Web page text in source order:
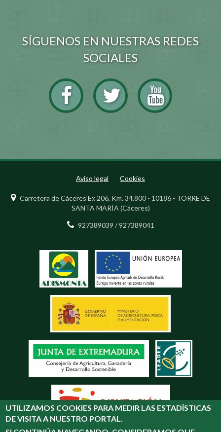
SÍGUENOS EN NUESTRAS REDES
SOCIALES
Aviso legal Cookies
Carretera de Cáceres Ex 206, Km. 34.800 - 10186 - TORRE DE
SANTA MARÍA (Cáceres)
927389039 / 927389041
UTILIZAMOS COOKIES PARA MEDIR LAS ESTADÍSTICAS
DE VISITA A NUESTRO PORTAL.